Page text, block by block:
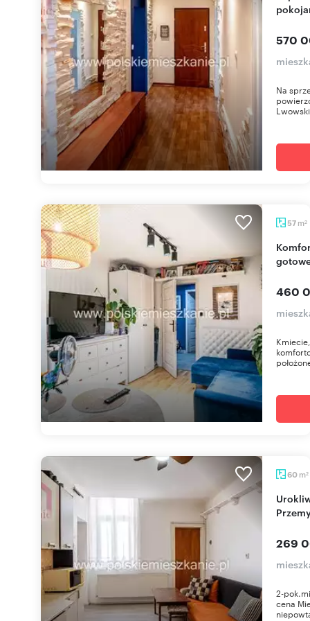
570
Na
57 m2
Komfortowe 4-pokojowe mieszkanie z balkonem,
460
60 m2
Urokliwe 2-pokojowe mieszkanie w centrum
269
2-
cena